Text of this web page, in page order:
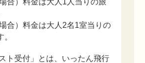
合）料金は大人2名1室当りの
ト受付」とは、いったん飛行